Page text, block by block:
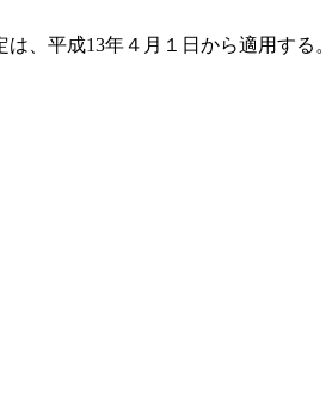
、平成13年４月１日から適用する。